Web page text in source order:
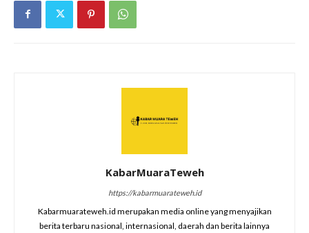
KabarMuaraTeweh
https://kabarmuarateweh.id
Kabarmuarateweh.id merupakan media online yang menyajikan
berita terbaru nasional, internasional, daerah dan berita lainnya